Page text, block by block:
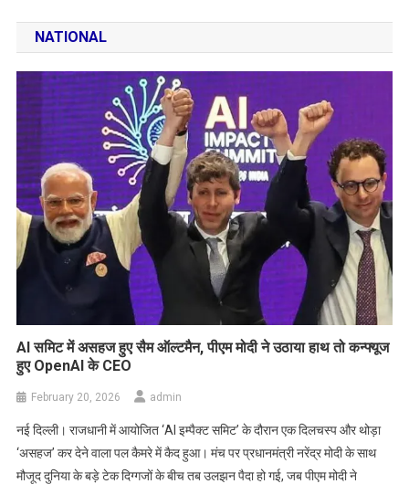
NATIONAL
AI समिट में असहज हुए सैम ऑल्टमैन, पीएम मोदी ने उठाया हाथ तो कन्फ्यूज
हुए OpenAI के CEO
February 20, 2026 admin
नई दिल्ली। राजधानी में आयोजित ‘AI इम्पैक्ट समिट’ के दौरान एक दिलचस्प और थोड़ा
‘असहज’ कर देने वाला पल कैमरे में कैद हुआ। मंच पर प्रधानमंत्री नरेंद्र मोदी के साथ
मौजूद दुनिया के बड़े टेक दिग्गजों के बीच तब उलझन पैदा हो गई, जब पीएम मोदी ने